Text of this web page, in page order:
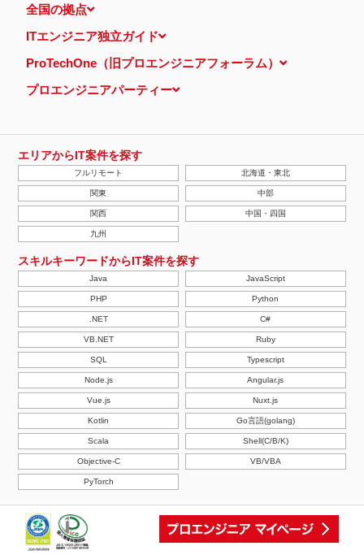
全国の拠点
ITエンジニア独立ガイド
ProTechOne（旧プロエンジニアフォーラム）
プロエンジニアパーティー
エリアからIT案件を探す
フルリモート 北海道・東北
関東 中部
関西 中国・四国
九州
スキルキーワードからIT案件を探す
Java JavaScript
PHP Python
.NET C#
VB.NET Ruby
SQL Typescript
Node.js Angular.js
Vue.js Nuxt.js
Kotlin Go言語(golang)
Scala Shell(C/B/K)
Objective-C VB/VBA
PyTorch